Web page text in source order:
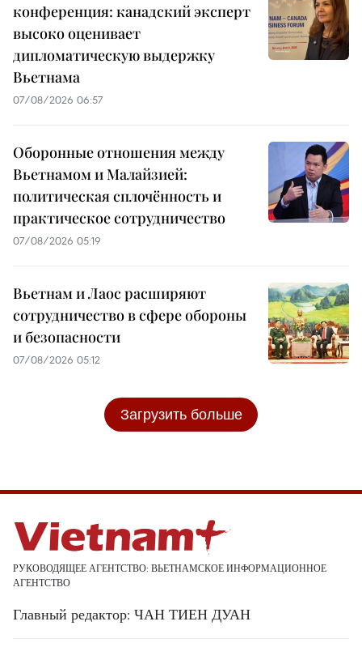
конференция: канадский эксперт
высоко оценивает
дипломатическую выдержку
Вьетнама
07/08/2026 06:57
Оборонные отношения между
Вьетнамом и Малайзией:
политическая сплочённость и
практическое сотрудничество
07/08/2026 05:19
Вьетнам и Лаос расширяют
сотрудничество в сфере обороны
и безопасности
07/08/2026 05:12
Загрузить больше
РУКОВОДЯЩЕЕ АГЕНТСТВО: ВЬЕТНАМСКОЕ ИНФОРМАЦИОННОЕ
АГЕНТСТВО
Главный редактор: ЧАН ТИЕН ДУАН